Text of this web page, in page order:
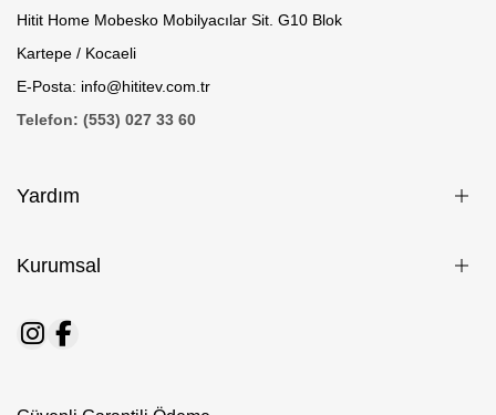
Hitit Home Mobesko Mobilyacılar Sit. G10 Blok
Kartepe / Kocaeli
E-Posta: info@hititev.com.tr
Telefon: (553) 027 33 60
Yardım
Kurumsal